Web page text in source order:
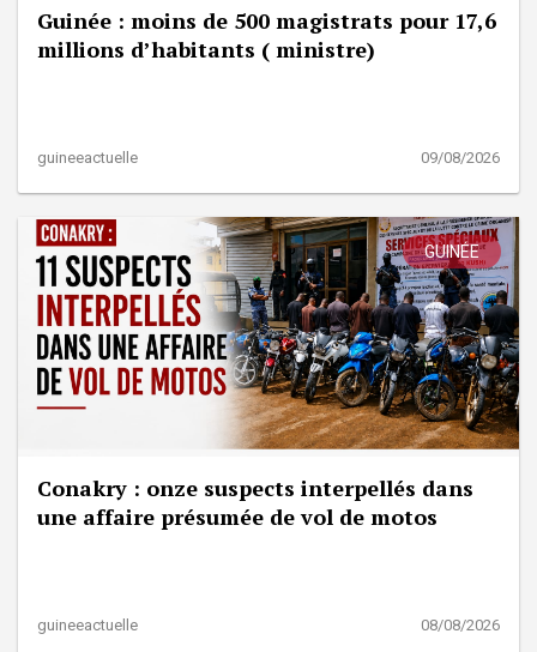
Guinée : moins de 500 magistrats pour 17,6
millions d’habitants ( ministre)
guineeactuelle 09/08/2026
GUINÉE
Conakry : onze suspects interpellés dans
une affaire présumée de vol de motos
guineeactuelle 08/08/2026